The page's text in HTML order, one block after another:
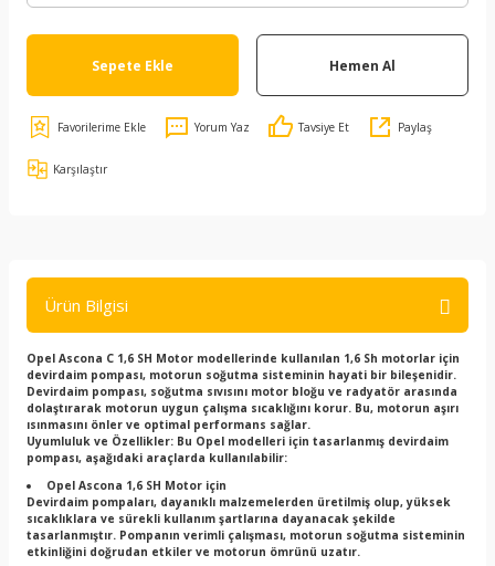
Sepete Ekle Hemen Al
Yorum Yaz Tavsiye Et Paylaş
Karşılaştır
Ürün Bilgisi
Opel Ascona C 1,6 SH Motor modellerinde kullanılan 1,6 Sh motorlar için
devirdaim pompası, motorun soğutma sisteminin hayati bir bileşenidir.
Devirdaim pompası, soğutma sıvısını motor bloğu ve radyatör arasında
dolaştırarak motorun uygun çalışma sıcaklığını korur. Bu, motorun aşırı
ısınmasını önler ve optimal performans sağlar.
Uyumluluk ve Özellikler: Bu Opel modelleri için tasarlanmış devirdaim
pompası, aşağıdaki araçlarda kullanılabilir:
Opel Ascona 1,6 SH Motor için
Devirdaim pompaları, dayanıklı malzemelerden üretilmiş olup, yüksek
sıcaklıklara ve sürekli kullanım şartlarına dayanacak şekilde
tasarlanmıştır. Pompanın verimli çalışması, motorun soğutma sisteminin
etkinliğini doğrudan etkiler ve motorun ömrünü uzatır.